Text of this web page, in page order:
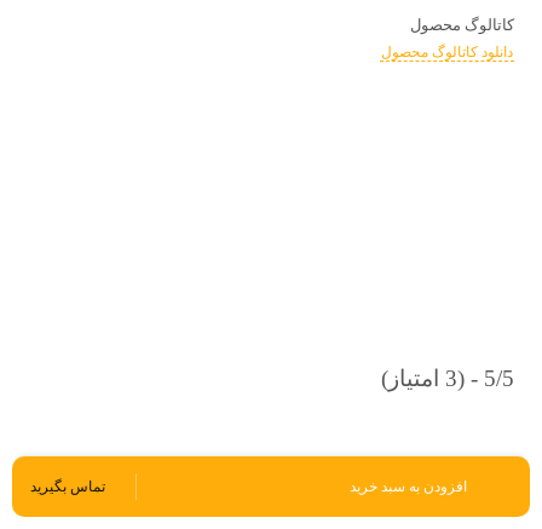
کاتالوگ محصول
دانلود کاتالوگ محصول
5/5 - (3 امتیاز)
افزودن به سبد خرید تماس بگیرید